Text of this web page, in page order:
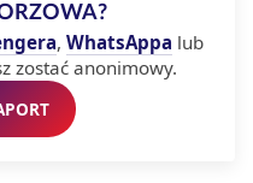
, WhatsAppa lub
zostać anonimowy.